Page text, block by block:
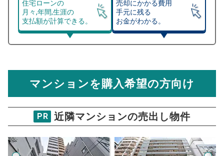
住宅ローンの
月々,年間,生涯の
支払額が計算できる。
売却にかかる費用
手元に残る
お金がわかる。
総支払額シミュレーション
物件価格
万円
ご希望の
年
マンション売却シミュレーター
ザ・なんばタワーレジデンスインなん
ばパークス
試算条件 100㎡・23階
マンションを購入希望の方向け
PR 近隣マンションの売出し物件